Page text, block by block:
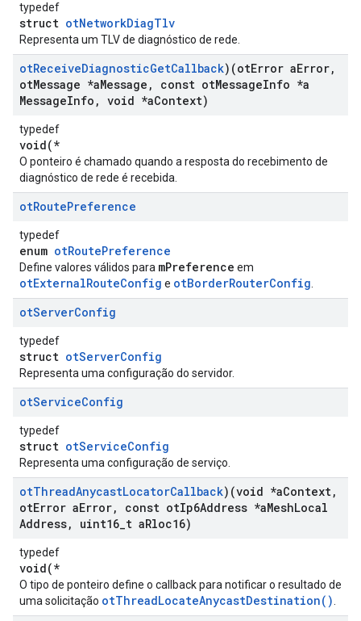
typedef
struct otNetworkDiagTlv
Representa um TLV de diagnóstico de rede.
otReceiveDiagnosticGetCallback)(otError aError,
otMessage *aMessage , const otMessageInfo *a
MessageInfo , void *aContext)
typedef
void(*
O ponteiro é chamado quando a resposta do recebimento de
diagnóstico de rede é recebida.
otRoutePreference
typedef
enum otRoutePreference
Define valores válidos para mPreference em
otExternalRouteConfig e otBorderRouterConfig
otServerConfig
typedef
struct otServerConfig
Representa uma configuração do servidor.
otServiceConfig
typedef
struct otServiceConfig
Representa uma configuração de serviço.
otThreadAnycastLocatorCallback)(void *aContext,
otError aError, const otIp6Address *aMeshLocal
Address, uint16 t aRloc16)
typedef
void(*
O tipo de ponteiro define o callback para notificar o resultado de
uma solicitação otThreadLocateAnycastDestination()